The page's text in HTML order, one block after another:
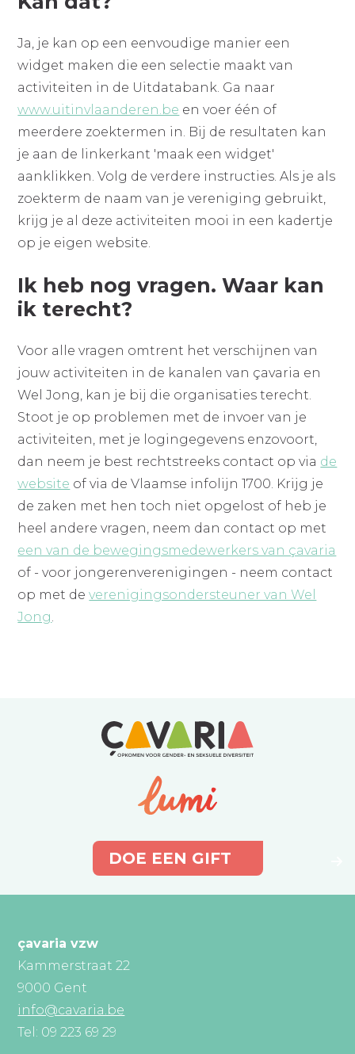
Ja, je kan op een eenvoudige manier een
widget maken die een selectie maakt van
activiteiten in de Uitdatabank. Ga naar
www.uitinvlaanderen.be en voer één of
meerdere zoektermen in. Bij de resultaten kan
je aan de linkerkant 'maak een widget'
aanklikken. Volg de verdere instructies. Als je als
zoekterm de naam van je vereniging gebruikt,
krijg je al deze activiteiten mooi in een kadertje
op je eigen website.
Ik heb nog vragen. Waar kan
ik terecht?
Voor alle vragen omtrent het verschijnen van
jouw activiteiten in de kanalen van çavaria en
Wel Jong, kan je bij die organisaties terecht.
Stoot je op problemen met de invoer van je
activiteiten, met je logingegevens enzovoort,
dan neem je best rechtstreeks contact op via de
website of via de Vlaamse infolijn 1700. Krijg je
de zaken met hen toch niet opgelost of heb je
heel andere vragen, neem dan contact op met
een van de bewegingsmedewerkers van çavaria
of - voor jongerenverenigingen - neem contact
op met deverenigingsondersteuner van Wel
Jong
DOE EEN GIFT
çavaria vzw
Kammerstraat 22
9000 Gent
info@cavaria.be
Tel: 09 223 69 29